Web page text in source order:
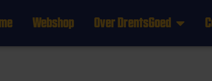
Webshop Over DrentsGoed